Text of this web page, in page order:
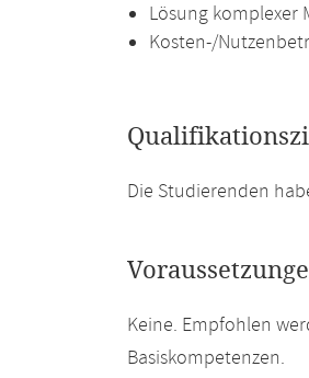
Lösung komplexer
Kosten-/
Die Studierenden
Keine. Empfohlen
Basiskompetenzen.